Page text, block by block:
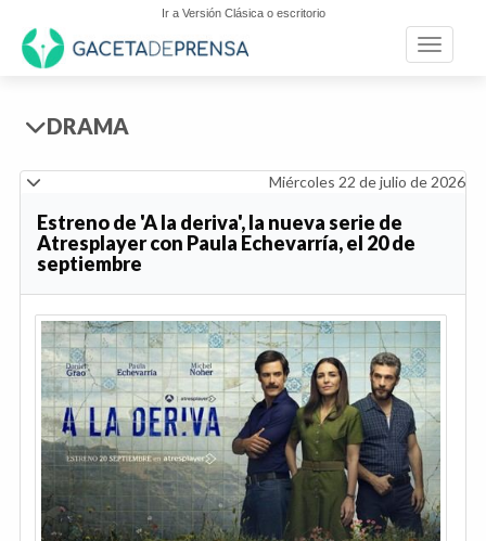
Ir a Versión Clásica o escritorio
Toggle
DRAMA
Miércoles 22 de julio de 2026
Estreno de 'A la deriva', la nueva serie de
Atresplayer con Paula Echevarría, el 20 de
septiembre